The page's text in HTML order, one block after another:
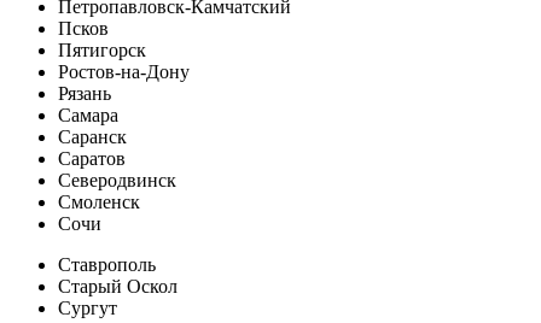
Петропавловск-Камчатский
Псков
Пятигорск
Ростов-на-Дону
Рязань
Самара
Саранск
Саратов
Северодвинск
Смоленск
Сочи
Ставрополь
Старый Оскол
Сургут